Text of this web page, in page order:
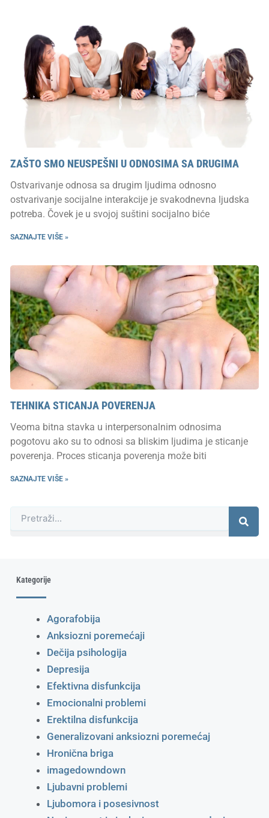
ZAŠTO SMO NEUSPEŠNI U ODNOSIMA SA DRUGIMA
Ostvarivanje odnosa sa drugim ljudima odnosno
ostvarivanje socijalne interakcije je svakodnevna ljudska
potreba. Čovek je u svojoj suštini socijalno biće
SAZNAJTE VIŠE »
TEHNIKA STICANJA POVERENJA
Veoma bitna stavka u interpersonalnim odnosima
pogotovu ako su to odnosi sa bliskim ljudima je sticanje
poverenja. Proces sticanja poverenja može biti
SAZNAJTE VIŠE »
Kategorije
Agorafobija
Anksiozni poremećaji
Dečija psihologija
Depresija
Efektivna disfunkcija
Emocionalni problemi
Erektilna disfunkcija
Generalizovani anksiozni poremećaj
Hronična briga
imagedowndown
Ljubavni problemi
Ljubomora i posesivnost